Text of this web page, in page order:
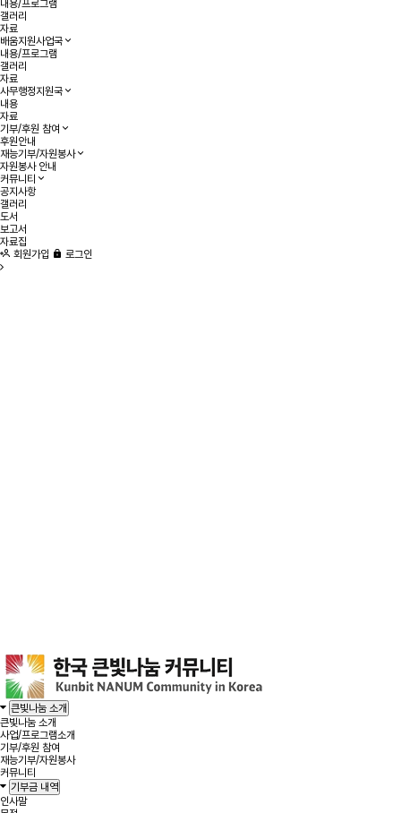
내용/프로그램
갤러리
자료
배움지원사업국
내용/프로그램
갤러리
자료
사무행정지원국
내용
자료
기부/후원 참여
후원안내
재능기부/자원봉사
자원봉사 안내
커뮤니티
공지사항
갤러리
도서
보고서
자료집
회원가입
로그인
헤더설정
큰빛나눔 소개
큰빛나눔 소개
사업/프로그램소개
기부/후원 참여
재능기부/자원봉사
커뮤니티
기부금 내역
인사말